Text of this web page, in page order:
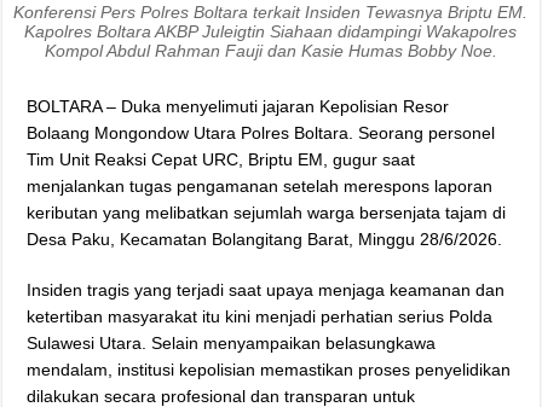
Konferensi Pers Polres Boltara terkait Insiden Tewasnya Briptu EM.
Kapolres Boltara AKBP Juleigtin Siahaan didampingi Wakapolres
Kompol Abdul Rahman Fauji dan Kasie Humas Bobby Noe.
BOLTARA – Duka menyelimuti jajaran Kepolisian Resor
Bolaang Mongondow Utara Polres Boltara. Seorang personel
Tim Unit Reaksi Cepat URC, Briptu EM, gugur saat
menjalankan tugas pengamanan setelah merespons laporan
keributan yang melibatkan sejumlah warga bersenjata tajam di
Desa Paku, Kecamatan Bolangitang Barat, Minggu 28/6/2026.
Insiden tragis yang terjadi saat upaya menjaga keamanan dan
ketertiban masyarakat itu kini menjadi perhatian serius Polda
Sulawesi Utara. Selain menyampaikan belasungkawa
mendalam, institusi kepolisian memastikan proses penyelidikan
dilakukan secara profesional dan transparan untuk